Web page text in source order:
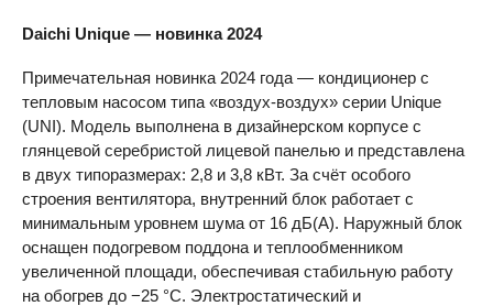
Daichi Unique — новинка 2024
Примечательная новинка 2024 года — кондиционер с
тепловым насосом типа «воздух-воздух» серии Unique
(UNI). Модель выполнена в дизайнерском корпусе с
глянцевой серебристой лицевой панелью и представлена
в двух типоразмерах: 2,8 и 3,8 кВт. За счёт особого
строения вентилятора, внутренний блок работает с
минимальным уровнем шума от 16 дБ(А). Наружный блок
оснащен подогревом поддона и теплообменником
увеличенной площади, обеспечивая стабильную работу
на обогрев до −25 °C. Электростатический и